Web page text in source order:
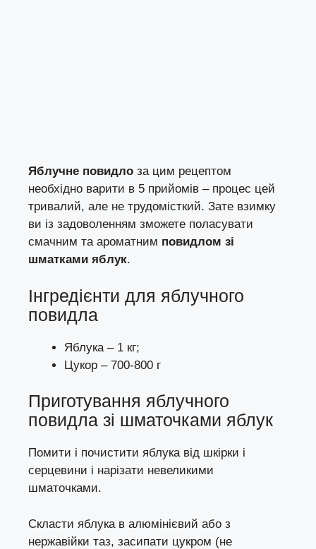
Яблучне повидло за цим рецептом
необхідно варити в 5 прийомів – процес цей
тривалий, але не трудомісткий. Зате взимку
ви із задоволенням зможете поласувати
смачним та ароматним повидлом зі
шматками яблук.
Інгредієнти для яблучного
повидла
Яблука – 1 кг;
Цукор – 700-800 г
Приготування яблучного
повидла зі шматочками яблук
Помити і почистити яблука від шкірки і
серцевини і нарізати невеликими
шматочками.
Скласти яблука в алюмінієвий або з
нержавійки таз, засипати цукром (не